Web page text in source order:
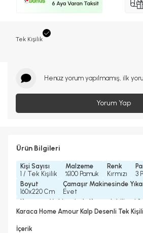
Tek Kişilik
Henüz yorum yapılmamış, ilk
Yorum Yap
Ürün Bilgileri
Kişi Sayısı
1 / Tek Kişilik
Malzeme
%100 Pamuk
Renk
Kırmızı
3
Boyut
160x220 Cm
Çamaşır Makinesinde
Evet
Kurutma Makinesinde Kurutulabilir mi ?
Hayır
Hayır
Karaca Home Amour Kalp Desenli Tek Kişilik
İçerik